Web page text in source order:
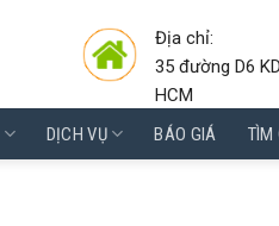
Địa chỉ:
35 đường D6
HCM
DỊCH VỤ BÁO GIÁ TÌM